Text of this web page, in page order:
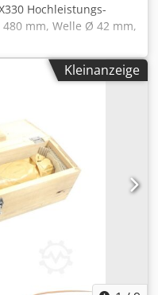
Hochleistungs-
mm, Welle Ø 42 mm,
51,5 mm, innen Ø 36
Lieferumfang
Kleinanzeige